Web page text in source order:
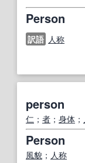
Person
訳語 人称
person
仁 ； 者 ； 身体 ；
Person
風貌 ； 人称